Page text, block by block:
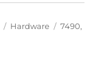
Kategorien
Hardware 7490,